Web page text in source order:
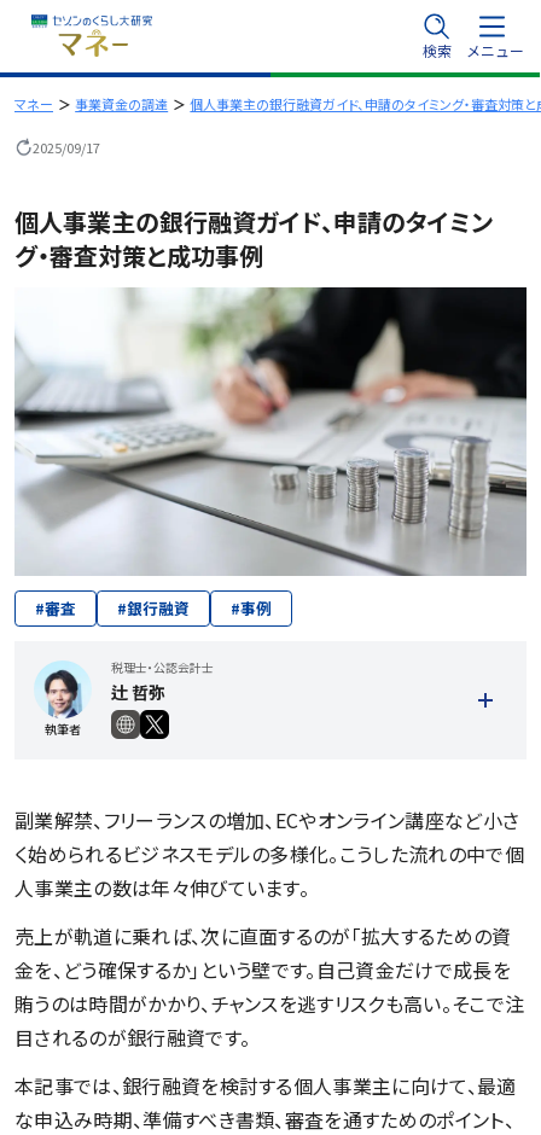
容
を
プ
検索 メニュー
マネー 事業資金の調達 個人事業主の銀行融資ガイド、申請のタイミング・審査対策
2025/09/17
個人事業主の銀行融資ガイド、申請のタイミン
グ・審査対策と成功事例
#審査 #銀行融資 #事例
執筆者
税理士・公認会計士
辻 哲弥
記事一覧を見る
副業解禁、フリーランスの増加、ECやオンライン講座など小さ
く始められるビジネスモデルの多様化。こうした流れの中で個
人事業主の数は年々伸びています。
売上が軌道に乗れば、次に直面するのが「拡大するための資
金を、どう確保するか」という壁です。自己資金だけで成長を
賄うのは時間がかかり、チャンスを逃すリスクも高い。そこで注
目されるのが銀行融資です。
本記事では、銀行融資を検討する個人事業主に向けて、最適
な申込み時期、準備すべき書類、審査を通すためのポイント、